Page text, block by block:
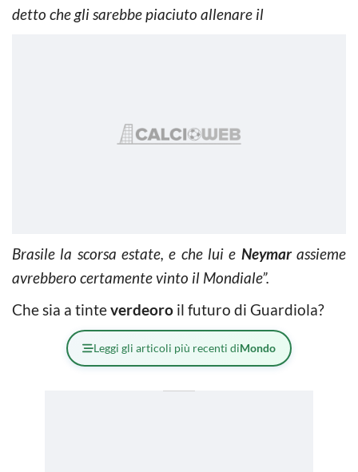
detto che gli sarebbe piaciuto allenare il
Brasile la scorsa estate, e che lui e Neymarassieme
avrebbero certamente vinto il Mondiale”.
Che sia a tinteverdeoro il futuro di Guardiola?
Leggi gli articoli più recenti diMondo